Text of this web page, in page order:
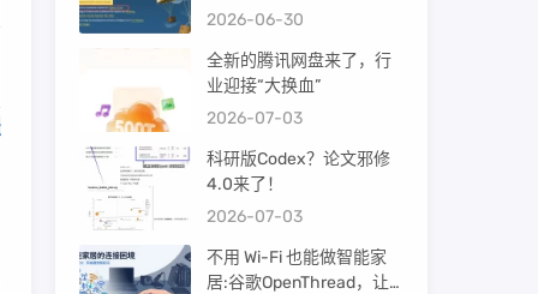
2026-06-30
全新的腾讯网盘来了，行
业迎接“大换血”
2026-07-03
科研版Codex？论文邪修
4.0来了！
2026-07-03
不用 Wi-Fi 也能做智能家
居:谷歌OpenThread，让